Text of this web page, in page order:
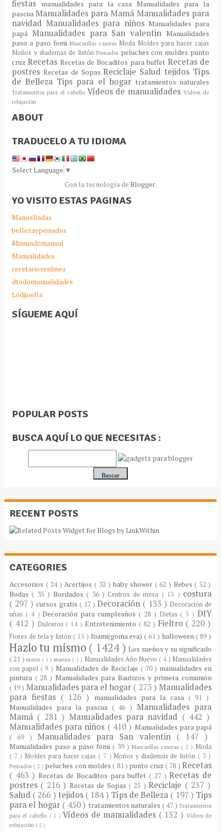
fiestas manualidades para la casa Manualidades para la
pascua Manualidades para MamáManualidades para
navidadManualidades para niños Manualidades para
papá Manualidades para San valentinManualidades
paso a paso fomi Mascarillas caseras Moda Moldes para hacer cajas
Moños y diademas de listón Peinados peluches con moldes punto
cruzRecetas Recetas de Bocaditos para buffet Recetas de
postres Recetas de SopasReciclaje Saludtejidos Típs
de Belleza Tips para el hogar tratamientos naturales
Tratamientos para el cabello Vídeos de manualidadesVídeos de
relajación
ABOUT
TRADUCELO A TU IDIOMA
Select Language ▼
Con la tecnología de Blogger.
YO VISITO ESTAS PAGINAS
Manoslindas
bellezaypeinados
Mimundomanual
Manualidades
recetariosenlinea
dtodomanualidades
Lodijoella
SÍGUEME AQUÍ
POPULAR POSTS
BUSCA AQUÍ LO QUE NECESITAS :
RECENT POSTS
CATEGORIES
Accesorios ( 24 )Acertijos ( 32 ) baby shower ( 62 ) Bebes( 52 )
Bodas( 35 ) Bordados( 36 ) Centros de mesa ( 13 ) costura
( 297 )cursos gratis ( 17 )Decoración ( 133 ) Decoración de
uñas ( 4 )Decoración para cumpleaños( 28 ) Dietas ( 5 )DIY
( 412 ) Dulceros ( 14 )Entretenimiento ( 82 ) Fieltro ( 220 )
Flores de tela y listón ( 15 ) foami(goma eva)( 61 ) halloween ( 89 )
Hazlo tu mismo ( 1424 )Los sueños y su significado
( 21 )manu ( 1 ) manua ( 1 ) Manualidades Año Nuevo ( 4 ) Manualidades
con papel ( 9 )Manualidades de Reciclaje ( 70 ) manualidades en
pintura ( 28 ) Manualidades para Bautizos y primera comunión
( 19 ) Manualidades para el hogar ( 275 )Manualidades
para fiestas ( 126 ) manualidades para la casa ( 91 )
Manualidades para la pascua ( 46 )Manualidades para
Mamá ( 281 ) Manualidades para navidad ( 442 )
Manualidades para niños ( 410 ) Manualidades para papá
( 69 )Manualidades para San valentin ( 147 )
Manualidades paso a paso fomi ( 39 )Mascarillas caseras ( 2 ) Moda
( 7 ) Moldes para hacer cajas ( 7 ) Moños y diademas de listón ( 3 )
Peinados ( 2 ) peluches con moldes( 81 ) punto cruz( 78 )Recetas
( 463 )Recetas de Bocaditos para buffet( 27 )Recetas de
postres ( 216 ) Recetas de Sopas( 25 )Reciclaje ( 237 )
Salud ( 266 ) tejidos ( 184 ) Típs de Belleza ( 197 ) Tips
para el hogar ( 450 ) tratamientos naturales ( 47 )Tratamientos
para el cabello ( 1 ) Vídeos de manualidades ( 132 ) Vídeos de
relajación ( 2 )